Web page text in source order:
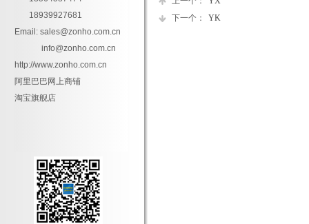
下一个：
YK
18939927681
Email: sales@zonho.com.cn
info@zonho.com.cn
http://www.zonho.com.cn
阿里巴巴网上商铺
淘宝旗舰店